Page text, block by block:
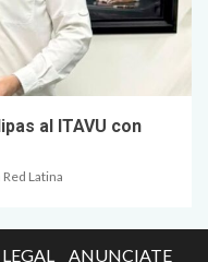
al ITAVU con
Latina
ANUNCIATE